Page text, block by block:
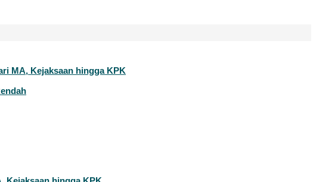
MA, Kejaksaan hingga KPK